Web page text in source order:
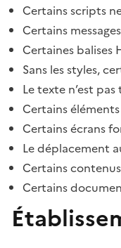
Certains scripts
Certains
Certaines balises
Sans les styles,
Le texte n’est
Certains
Certains écrans
Le déplacement
Certains
Certains